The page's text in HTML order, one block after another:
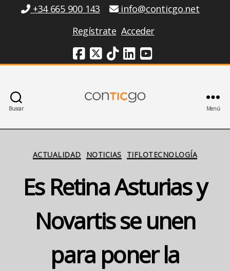
Información
+34 665 900 143
info@conticgo.net
Regístrate Acceder
Redes Sociales
Buscar Menú
Categorías
ACTUALIDAD NOTICIAS TIFLOTECNOLOGÍA
Es Retina Asturias y
Novartis se unen
para poner la